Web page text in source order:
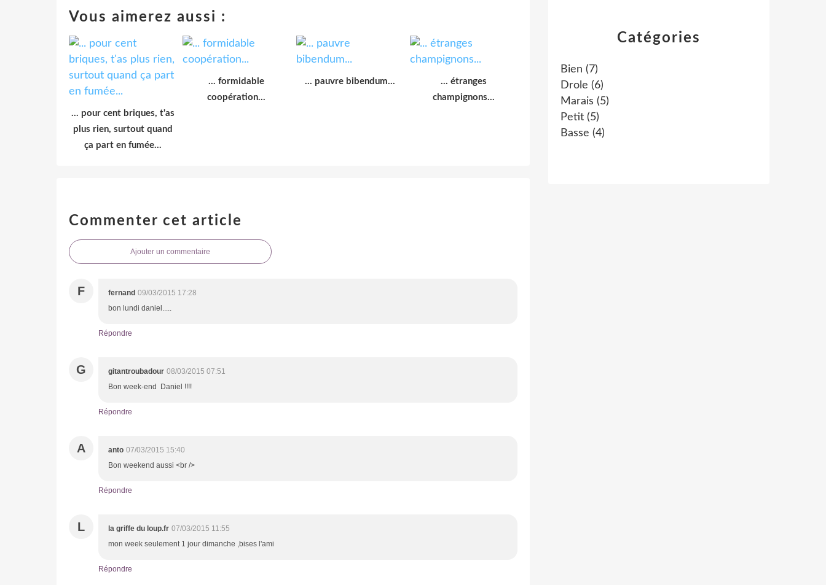
Vous aimerez aussi :
... pour cent briques, t'as
plus rien, surtout quand
ça part en fumée...
... formidable
coopération...
... pauvre bibendum...
... étranges
champignons...
Commenter cet article
Ajouter un commentaire
F fernand 09/03/2015 17:28
bon lundi daniel.....
Répondre
G gitantroubadour 08/03/2015 07:51
Bon week-end Daniel !!!!
Répondre
A anto 07/03/2015 15:40
Bon weekend aussi <br />
Répondre
L la griffe du loup.fr 07/03/2015 11:55
mon week seulement 1 jour dimanche ,bises l'ami
Répondre
Catégories
Bien (7)
Drole (6)
Marais (5)
Petit (5)
Basse (4)